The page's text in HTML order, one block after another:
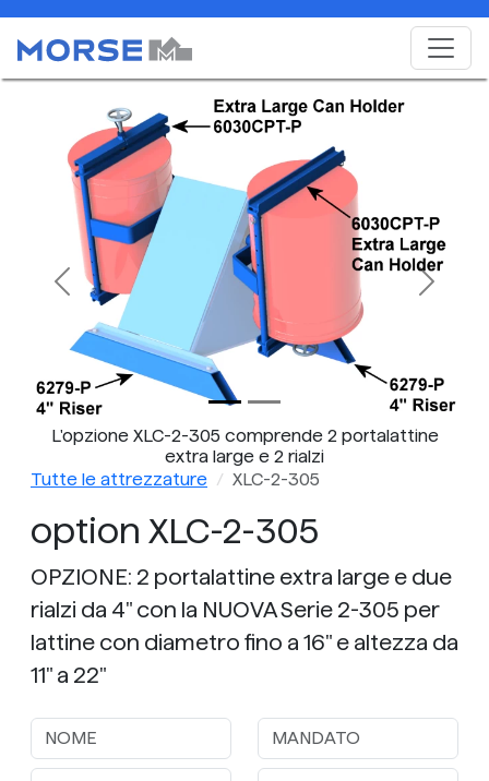
L'opzione XLC-2-305 comprende 2 portalattine
extra large e 2 rialzi
Previous Next
Tutte le attrezzature XLC-2-305
option XLC-2-305
OPZIONE: 2 portalattine extra large e due
rialzi da 4" con la NUOVA Serie 2-305 per
lattine con diametro fino a 16" e altezza da
11" a 22"